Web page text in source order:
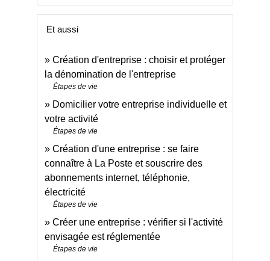
Et aussi
Création d'entreprise : choisir et protéger
la dénomination de l'entreprise
Étapes de vie
Domicilier votre entreprise individuelle et
votre activité
Étapes de vie
Création d'une entreprise : se faire
connaître à La Poste et souscrire des
abonnements internet, téléphonie,
électricité
Étapes de vie
Créer une entreprise : vérifier si l'activité
envisagée est réglementée
Étapes de vie